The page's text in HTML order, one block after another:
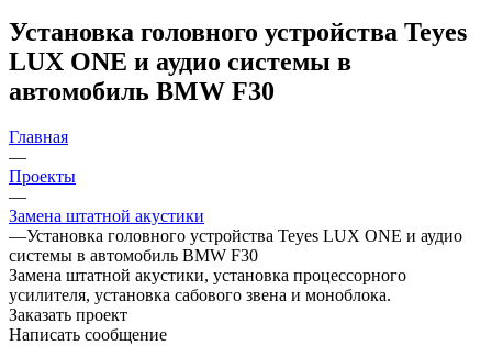
Установка головного устройства Teyes
LUX ONE и аудио системы в
автомобиль BMW F30
Главная
—
Проекты
—
Замена штатной акустики
—Установка головного устройства Teyes LUX ONE и аудио
системы в автомобиль BMW F30
Замена штатной акустики, установка процессорного
усилителя, установка сабового звена и моноблока.
Заказать проект
Написать сообщение